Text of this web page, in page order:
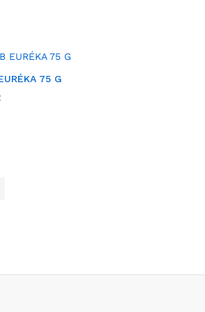
75 G